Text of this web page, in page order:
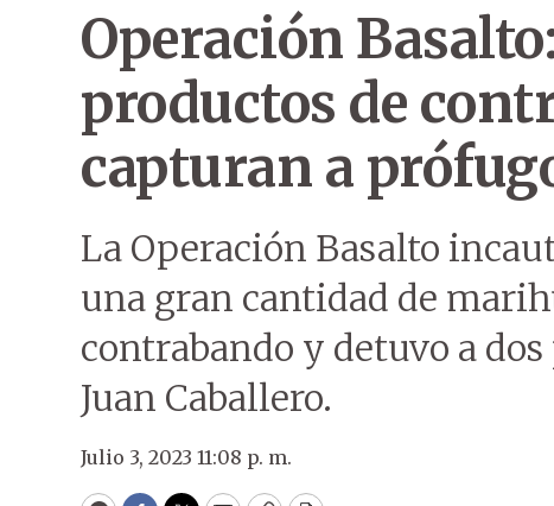
Operación
productos de
capturan a
La Operación Basalto
una gran cantidad de
contrabando y detuvo a
Juan Caballero.
Julio 3, 2023 11:08 p. m.